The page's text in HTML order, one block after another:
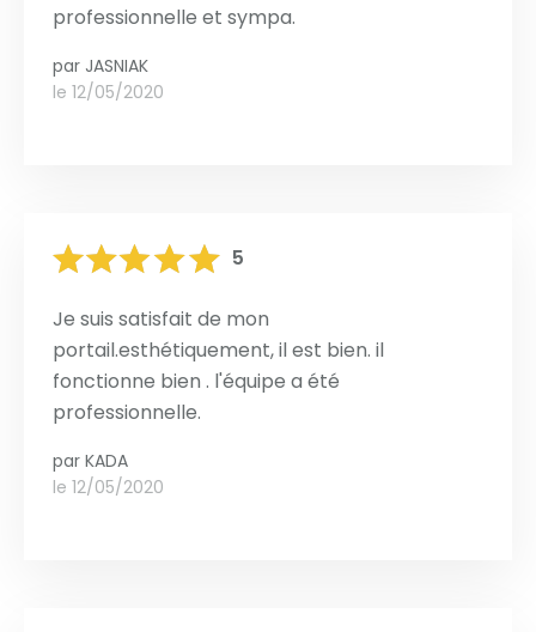
professionnelle et sympa.
par JASNIAK
le 12/05/2020
5
Je suis satisfait de mon
portail.esthétiquement, il est bien. il
fonctionne bien . l'équipe a été
professionnelle.
par KADA
le 12/05/2020